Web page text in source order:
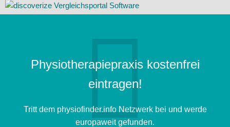
Physiotherapiepraxis kostenfrei
eintragen!
Tritt dem physiofinder.info Netzwerk bei und werde
europaweit gefunden.